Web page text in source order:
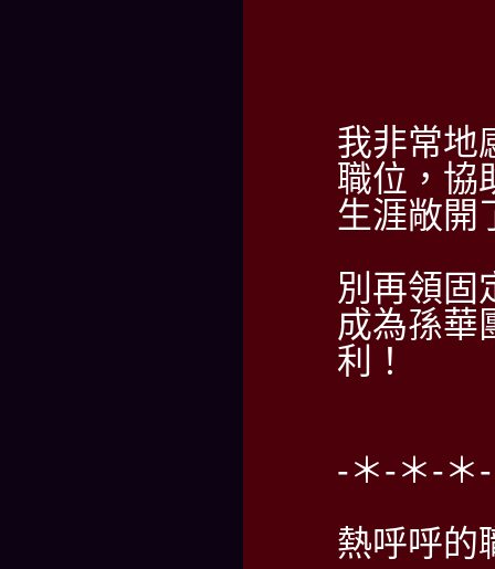
我非常地
職位，協
生涯敞開
別再領固
成為孫華
利！
-＊-＊-＊
熱呼呼的